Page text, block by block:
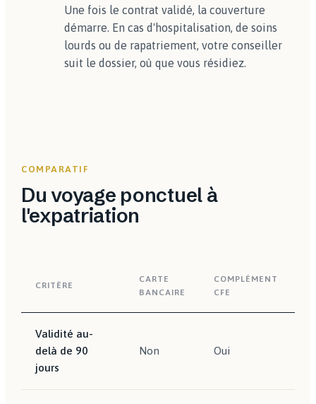
Une fois le contrat validé, la couverture
démarre. En cas d'hospitalisation, de soins
lourds ou de rapatriement, votre conseiller
suit le dossier, où que vous résidiez.
COMPARATIF
Du voyage ponctuel à
l'expatriation
CRITÈRE
CARTE
BANCAIRE
COMPLÉMENT
CFE
Validité au-
delà de 90
jours
Non Oui